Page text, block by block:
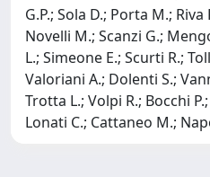
G.P.; Sola D.; Porta M.;
Novelli M.; Scanzi G.;
L.; Simeone E.; Scurti R.;
Valoriani A.; Dolenti S.;
Trotta L.; Volpi R.; Bocchi
Lonati C.; Cattaneo M.;